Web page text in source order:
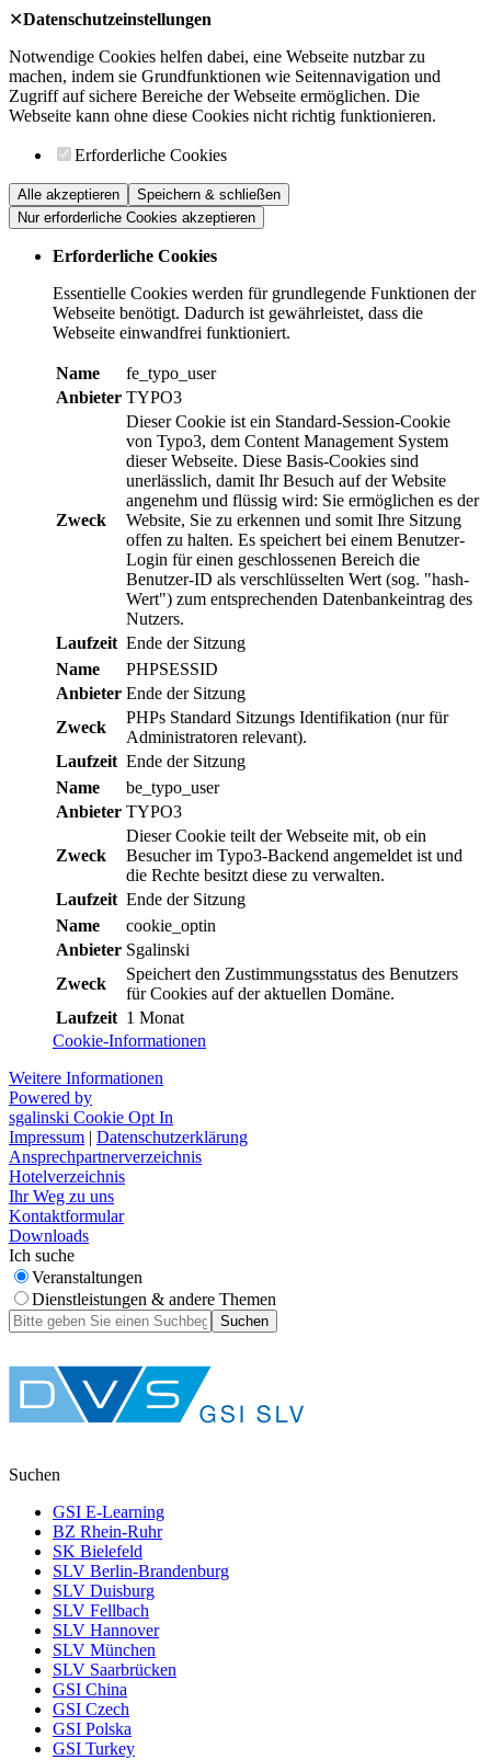
✕Datenschutzeinstellungen
Notwendige Cookies helfen dabei, eine Webseite nutzbar zu
machen, indem sie Grundfunktionen wie Seitennavigation und
Zugriff auf sichere Bereiche der Webseite ermöglichen. Die
Webseite kann ohne diese Cookies nicht richtig funktionieren.
Erforderliche Cookies
Alle akzeptieren
Speichern & schließen
Nur erforderliche Cookies akzeptieren
Erforderliche Cookies
Essentielle Cookies werden für grundlegende Funktionen der
Webseite benötigt. Dadurch ist gewährleistet, dass die
Webseite einwandfrei funktioniert.
Name
fe_typo_user
Anbieter TYPO3
Zweck
Dieser Cookie ist ein Standard-Session-Cookie
von Typo3, dem Content Management System
dieser Webseite. Diese Basis-Cookies sind
unerlässlich, damit Ihr Besuch auf der Website
angenehm und flüssig wird: Sie ermöglichen es der
Website, Sie zu erkennen und somit Ihre Sitzung
offen zu halten. Es speichert bei einem Benutzer-
Login für einen geschlossenen Bereich die
Benutzer-ID als verschlüsselten Wert (sog. "hash-
Wert") zum entsprechenden Datenbankeintrag des
Nutzers.
Laufzeit Ende der Sitzung
Name
PHPSESSID
Anbieter Ende der Sitzung
Zweck
PHPs Standard Sitzungs Identifikation (nur für
Administratoren relevant).
Laufzeit Ende der Sitzung
Name
be_typo_user
Anbieter TYPO3
Zweck
Dieser Cookie teilt der Webseite mit, ob ein
Besucher im Typo3-Backend angemeldet ist und
die Rechte besitzt diese zu verwalten.
Laufzeit Ende der Sitzung
Name
cookie_optin
Anbieter Sgalinski
Zweck
Speichert den Zustimmungsstatus des Benutzers
für Cookies auf der aktuellen Domäne.
Laufzeit 1 Monat
Cookie-Informationen
Weitere Informationen
Powered by
sgalinski Cookie Opt In
Impressum | Datenschutzerklärung
Ansprechpartnerverzeichnis
Hotelverzeichnis
Ihr Weg zu uns
Kontaktformular
Downloads
Ich suche
Veranstaltungen
Dienstleistungen & andere Themen
Suchen
Suchen
GSI E-Learning
BZ Rhein-Ruhr
SK Bielefeld
SLV Berlin-Brandenburg
SLV Duisburg
SLV Fellbach
SLV Hannover
SLV München
SLV Saarbrücken
GSI China
GSI Czech
GSI Polska
GSI Turkey